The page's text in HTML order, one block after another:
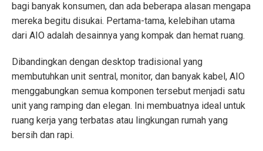
bagi banyak konsumen, dan ada beberapa alasan mengapa
mereka begitu disukai. Pertama-tama, kelebihan utama
dari AIO adalah desainnya yang kompak dan hemat ruang.
Dibandingkan dengan desktop tradisional yang
membutuhkan unit sentral, monitor, dan banyak kabel, AIO
menggabungkan semua komponen tersebut menjadi satu
unit yang ramping dan elegan. Ini membuatnya ideal untuk
ruang kerja yang terbatas atau lingkungan rumah yang
bersih dan rapi.